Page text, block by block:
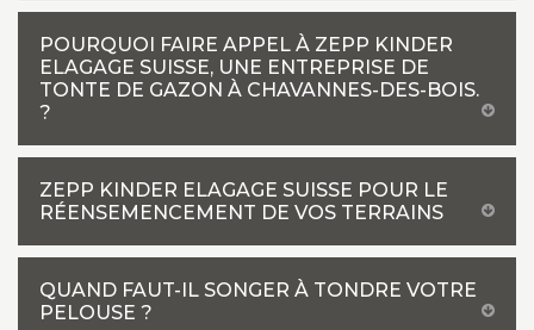
POURQUOI FAIRE APPEL À ZEPP KINDER
ELAGAGE SUISSE, UNE ENTREPRISE DE
TONTE DE GAZON À CHAVANNES-DES-BOIS.
?
ZEPP KINDER ELAGAGE SUISSE POUR LE
RÉENSEMENCEMENT DE VOS TERRAINS
QUAND FAUT-IL SONGER À TONDRE VOTRE
PELOUSE ?